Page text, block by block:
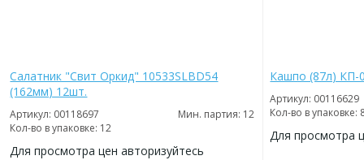
Салатник "Свит Оркид" 10533SLBD54
(162мм) 12шт.
Артикул: 00118697
Мин. партия: 12
Кол-во в упаковке: 12
Для просмотра цен авторизуйтесь
Кашпо (87л) КП-
Артикул: 00116629
Кол-во в упаковке:
Для просмотра